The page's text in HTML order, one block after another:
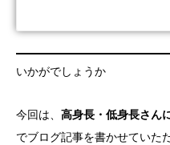
いかがでしょうか
今回は、 高身長・低身長さん
でブログ記事を書かせていた